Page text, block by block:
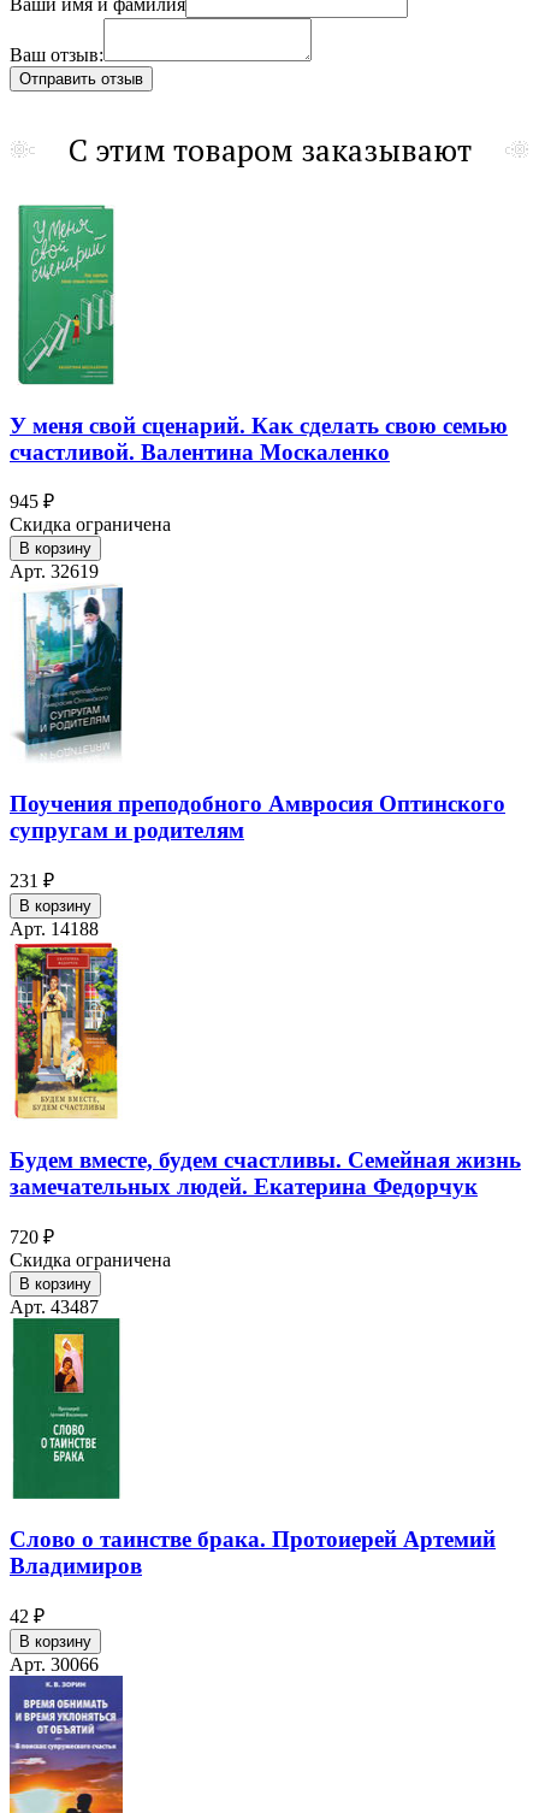
Ваш отзыв:
С этим товаром заказывают
У меня свой сценарий. Как сделать свою семью
счастливой. Валентина Москаленко
945 ₽
Скидка ограничена
В корзину
Арт. 32619
Поучения преподобного Амвросия Оптинского
супругам и родителям
231 ₽
В корзину
Арт. 14188
Будем вместе, будем счастливы. Семейная жизнь
замечательных людей. Екатерина Федорчук
720 ₽
Скидка ограничена
В корзину
Арт. 43487
Слово о таинстве брака. Протоиерей Артемий
Владимиров
42 ₽
В корзину
Арт. 30066